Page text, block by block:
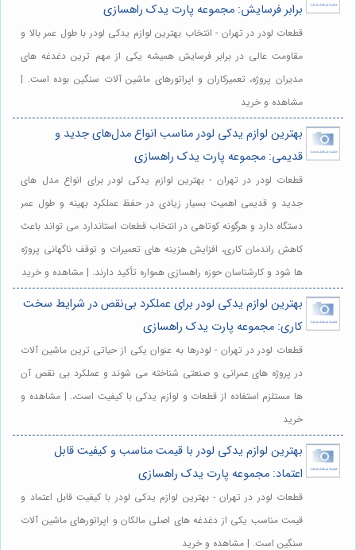
برابر فرسایش: مجموعه پارت یدک راهسازی
قطعات لودر در تهران - انتخاب بهترین لوازم یدکی لودر با طول عمر بالا و
مقاومت عالی در برابر فرسایش همیشه یکی از مهم ترین دغدغه های
مدیران پروژه، تعمیرکاران و اپراتورهای ماشین آلات سنگین بوده است. |
مشاهده و خرید
بهترین لوازم یدکی لودر مناسب انواع مدل‌های جدید و
قدیمی: مجموعه پارت یدک راهسازی
قطعات لودر در تهران - بهترین لوازم یدکی لودر برای انواع مدل های
جدید و قدیمی اهمیت بسیار زیادی در حفظ عملکرد بهینه و طول عمر
دستگاه دارد و هرگونه کوتاهی در انتخاب قطعات استاندارد می تواند باعث
کاهش راندمان کاری، افزایش هزینه های تعمیرات و توقف ناگهانی پروژه
ها شود و کارشناسان حوزه راهسازی همواره تأکید دارند. | مشاهده و خرید
بهترین لوازم یدکی لودر برای عملکرد بی‌نقص در شرایط سخت
کاری: مجموعه پارت یدک راهسازی
قطعات لودر در تهران - لودرها به عنوان یکی از حیاتی ترین ماشین آلات
در پروژه های عمرانی و صنعتی شناخته می شوند و عملکرد بی نقص آن
ها مستلزم استفاده از قطعات و لوازم یدکی با کیفیت است،. | مشاهده و
خرید
بهترین لوازم یدکی لودر با قیمت مناسب و کیفیت قابل
اعتماد: مجموعه پارت یدک راهسازی
قطعات لودر در تهران - بهترین لوازم یدکی لودر با کیفیت قابل اعتماد و
قیمت مناسب یکی از دغدغه های اصلی مالکان و اپراتورهای ماشین آلات
سنگین است. | مشاهده و خرید